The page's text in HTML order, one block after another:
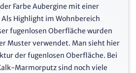
Farbe Aubergine mit einer
Highlight im Wohnbereich
fugenlosen Oberfläche wurden
Muster verwendet. Man sieht hier
der fugenlosen Oberfläche. Bei
Marmorputz sind noch viele